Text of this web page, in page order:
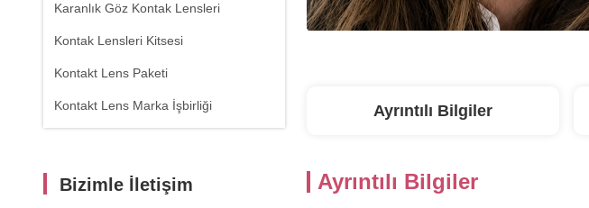
Karanlık Göz Kontak Lensleri
Kontak Lensleri Kitsesi
Kontakt Lens Paketi
Kontakt Lens Marka İşbirliği
Bizimle İletişim
Ayrıntılı Bilgiler
Ayrıntılı Bilgiler